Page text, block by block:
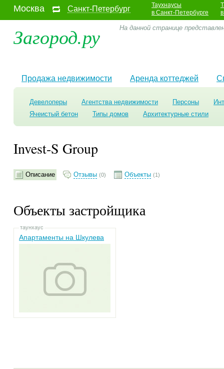
Москва Санкт-Петербург
Таухнаусы
в Санкт-Петербурге
Загород.ру На данной странице
Продажа недвижимости Аренда коттеджей
Девелоперы Агентства недвижимости Персоны
Ячеистый бетон
Типы домов Архитектурные стили
Invest-S Group
Описание Отзывы (0) Объекты (1)
Объекты застройщика
таунхаус
Апартаменты на Шкулева